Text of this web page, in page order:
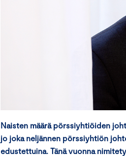
Naisten määrä pörssiyhtiöiden
jo joka neljännen pörssiyhtiön
edustettuina. Tänä vuonna